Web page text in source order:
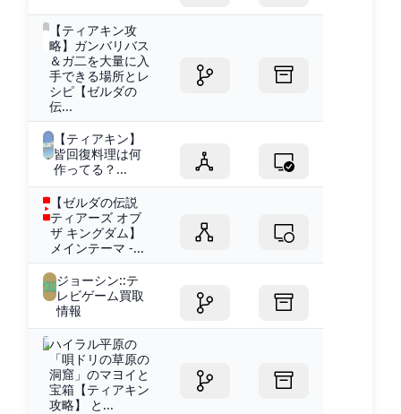
【ティアキン攻
略】ガンバリバス
＆ガ二を大量に入
手できる場所とレ
シピ【ゼルダの
伝...
【ティアキン】
皆回復料理は何
作ってる？...
【ゼルダの伝説
ティアーズ オブ
ザ キングダム】
メインテーマ -...
ジョーシン::テ
レビゲーム買取
情報
ハイラル平原の
「唄ドリの草原の
洞窟」のマヨイと
宝箱【ティアキン
攻略】 と...